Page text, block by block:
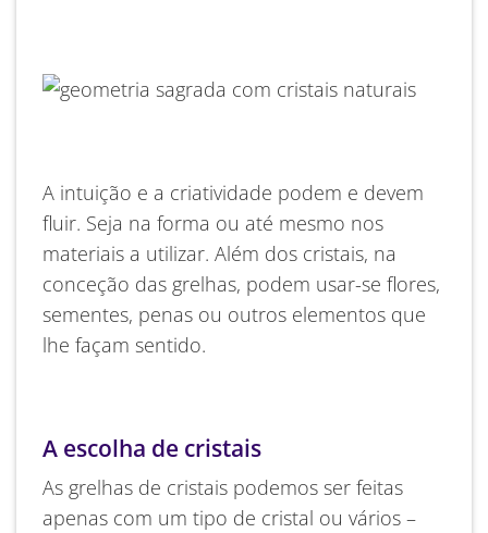
A intuição e a criatividade podem e devem
fluir. Seja na forma ou até mesmo nos
materiais a utilizar. Além dos cristais, na
conceção das grelhas, podem usar-se flores,
sementes, penas ou outros elementos que
lhe façam sentido.
A escolha de cristais
As grelhas de cristais podemos ser feitas
apenas com um tipo de cristal ou vários –